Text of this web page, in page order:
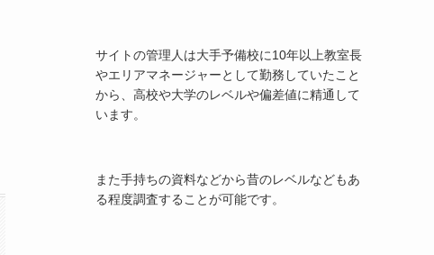
サイトの管理人は大手予備校に10年以上教室長
やエリアマネージャーとして勤務していたこと
から、高校や大学のレベルや偏差値に精通して
います。
また手持ちの資料などから昔のレベルなどもあ
る程度調査することが可能です。